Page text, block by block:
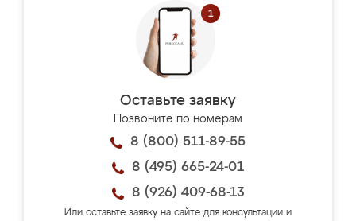
Оставьте заявку
Позвоните по номерам
8 (800) 511-89-55
8 (495) 665-24-01
8 (926) 409-68-13
Или оставьте заявку на сайте для консультации и